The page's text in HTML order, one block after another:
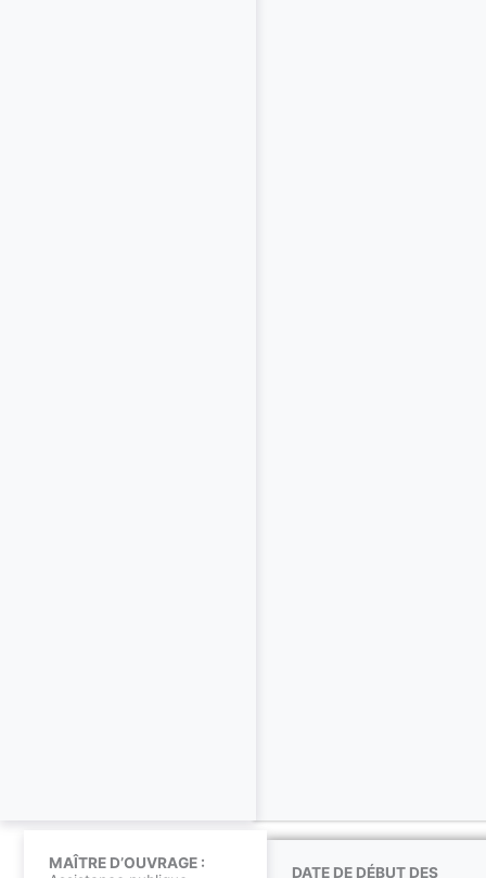
DATE DE DÉBUT DES
MAÎTRE D’OUVRAGE :